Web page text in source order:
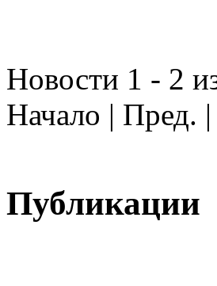
Новости 1 - 2
Начало | Пред. |
Публикации